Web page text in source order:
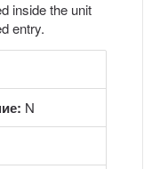
inside the unit
entry.
N